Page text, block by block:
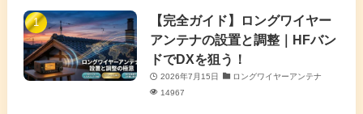
(4)
(3)
(7)
(6)
(20)
(7)
(5)
(1)
【完全ガイド】ロングワイヤー
アンテナの設置と調整｜HFバン
ドでDXを狙う！
2026年7月15日
ロングワイヤーアンテナ
14967